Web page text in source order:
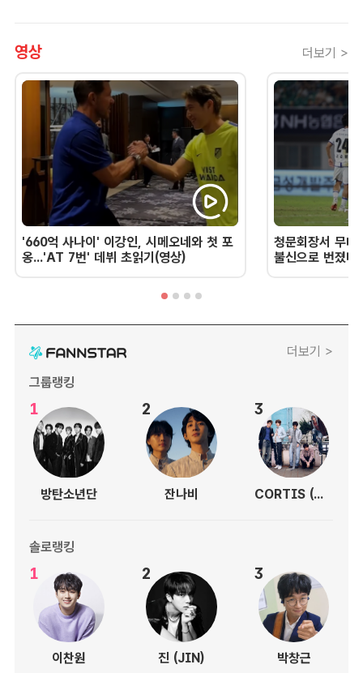
영상 더보기 >
'660억 사나이' 이강인, 시메오네와 첫 포
옹...'AT 7번' 데뷔 초읽기(영상)
청문회장서 무너
불신으로 번졌
더보기 >
그룹랭킹
1
방탄소년단
2
잔나비
3
CORTIS (코르티스)
솔로랭킹
1
이찬원
2
진 (JIN)
3
박창근